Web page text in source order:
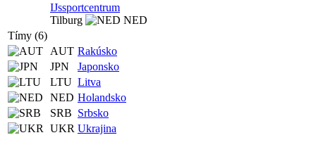
IJssportcentrum
Tilburg
NED
Tímy (6)
AUT Rakúsko
JPN
Japonsko
LTU Litva
NED Holandsko
SRB Srbsko
UKR Ukrajina